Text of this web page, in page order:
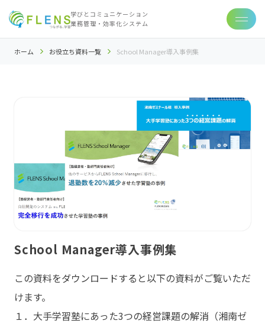
学びとコミュニケーション
業務管理・効率化システム
ホーム お役立ち資料一覧 School Manager導入事例集
School Manager導入事例集
この資料をダウンロードすると以下の資料がご覧いただ
けます。
１．大手学習塾にあった3つの経営課題の解消（湘南ゼ